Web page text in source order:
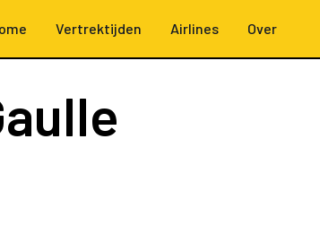
Vertrektijden Airlines Over